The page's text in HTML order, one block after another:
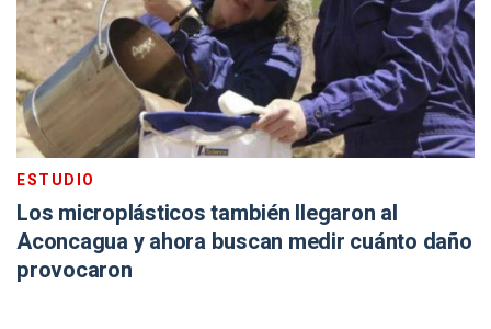
ESTUDIO
Los microplásticos también llegaron al
Aconcagua y ahora buscan medir cuánto daño
provocaron